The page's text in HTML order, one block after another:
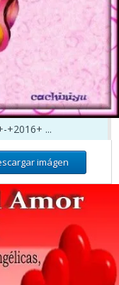
+2016+ ...
imágen